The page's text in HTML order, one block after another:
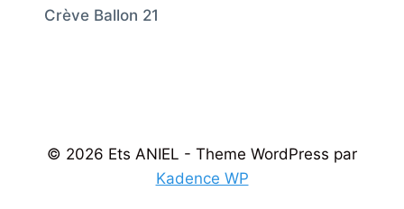
Crève Ballon 21
© 2026 Ets ANIEL - Theme WordPress par
Kadence WP